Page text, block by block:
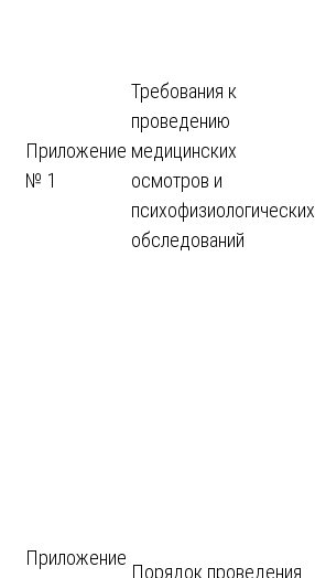
Приложение
№ 1
Требования к
проведению
медицинских
осмотров и
психофизиологических
обследований
Приложение
Порядок проведения